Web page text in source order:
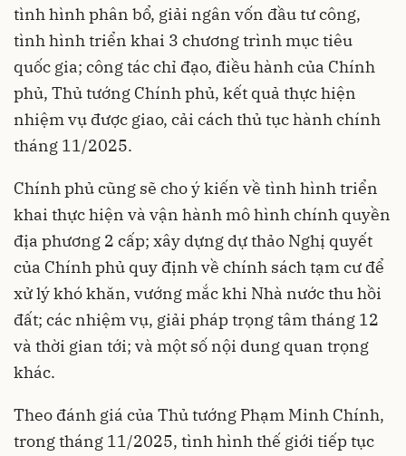
tình hình phân bổ, giải ngân vốn đầu tư công,
tình hình triển khai 3 chương trình mục tiêu
quốc gia; công tác chỉ đạo, điều hành của Chính
phủ, Thủ tướng Chính phủ, kết quả thực hiện
nhiệm vụ được giao, cải cách thủ tục hành chính
tháng 11/2025.
Chính phủ cũng sẽ cho ý kiến về tình hình triển
khai thực hiện và vận hành mô hình chính quyền
địa phương 2 cấp; xây dựng dự thảo Nghị quyết
của Chính phủ quy định về chính sách tạm cư để
xử lý khó khăn, vướng mắc khi Nhà nước thu hồi
đất; các nhiệm vụ, giải pháp trọng tâm tháng 12
và thời gian tới; và một số nội dung quan trọng
khác.
Theo đánh giá của Thủ tướng Phạm Minh Chính,
trong tháng 11/2025, tình hình thế giới tiếp tục